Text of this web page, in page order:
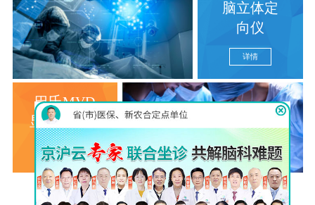
脑立体定
向仪
详情
巴氏MVD
显微分离术
详情
查看更多